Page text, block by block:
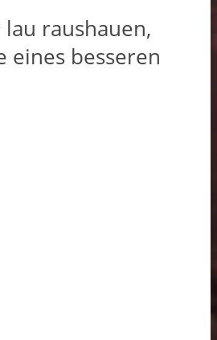
raushauen,
eines besseren